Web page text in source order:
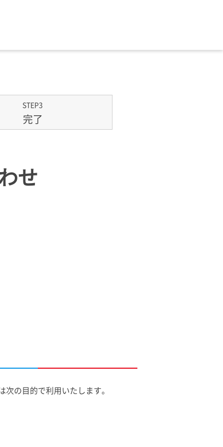
STEP3
完了
せ
の目的で利用いたします。